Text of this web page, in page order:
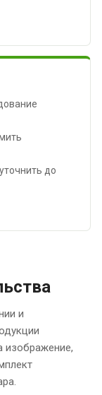
до
и
изображение,